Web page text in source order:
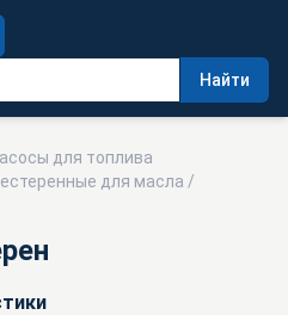
Найти
для топлива
для масла /